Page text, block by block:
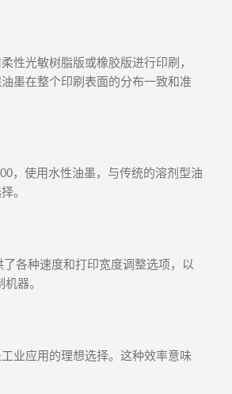
性光敏树脂版或橡胶版进行印刷，
墨在整个印刷表面的分布一致和准
，使用水性油墨，与传统的溶剂型油
。
各种速度和打印宽度调整选项，以
器。
业应用的理想选择。这种效率意味